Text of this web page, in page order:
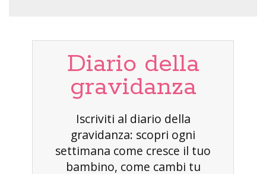
Diario della
gravidanza
Iscriviti al diario della
gravidanza: scopri ogni
settimana come cresce il tuo
bambino, come cambi tu